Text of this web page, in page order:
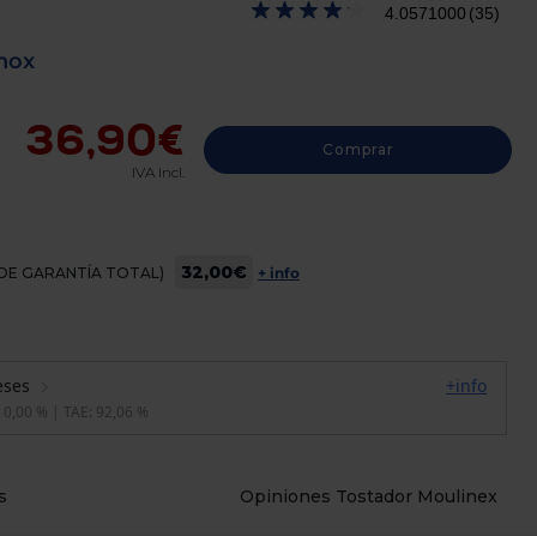
4.0571000 (35)
36,90€
IVA Incl.
Comprar
GARANTÍA TOTAL) 32,00€ + info
Opiniones Tostador Moulinex